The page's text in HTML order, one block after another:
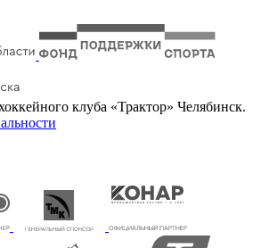
клуба «Трактор» Челябинск.